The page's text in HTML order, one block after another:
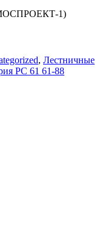
1)
, Лестничные
РС 61 61-88